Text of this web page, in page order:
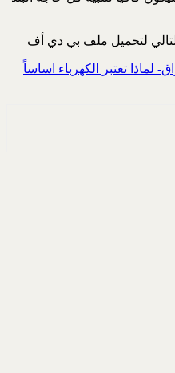
لتحميل ملف بي دي أف
لماذا تعتبر الكهرباء اساساً